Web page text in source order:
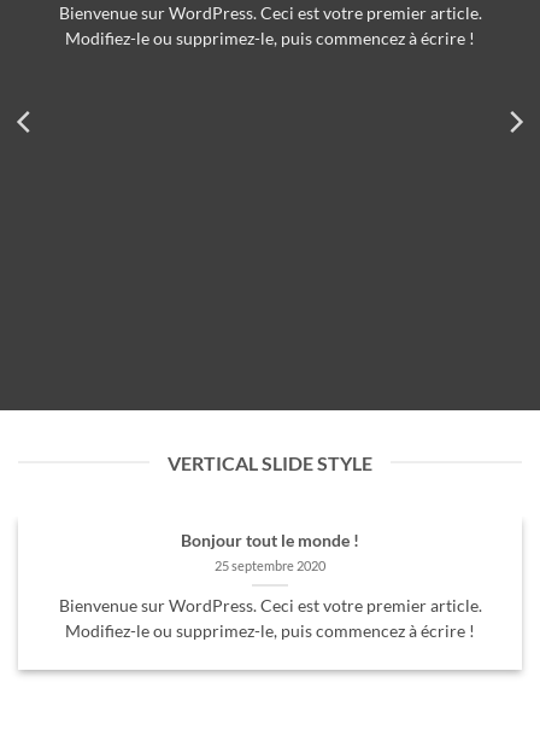
Bienvenue sur WordPress. Ceci est votre premier article.
Modifiez-le ou supprimez-le, puis commencez à écrire !
VERTICAL SLIDE STYLE
Bonjour tout le monde !
25 septembre 2020
Bienvenue sur WordPress. Ceci est votre premier article.
Modifiez-le ou supprimez-le, puis commencez à écrire !